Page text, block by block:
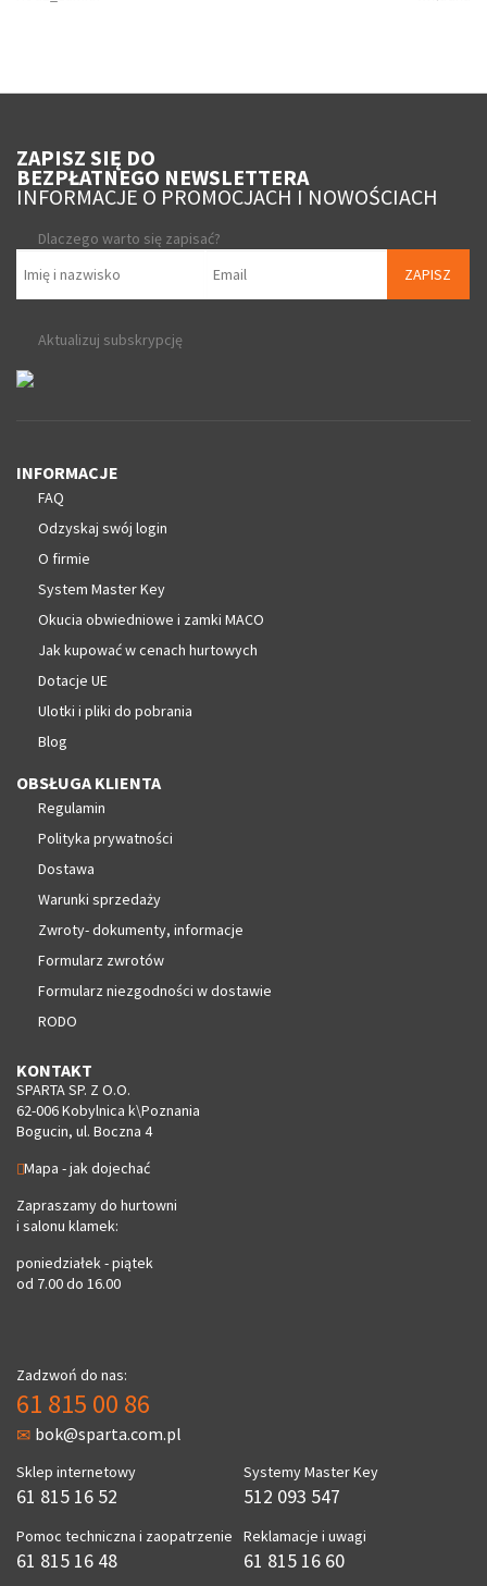
ZAPISZ SIĘ DO
BEZPŁATNEGO NEWSLETTERA
INFORMACJE O PROMOCJACH I NOWOŚCIACH
Dlaczego warto się zapisać?
ZAPISZ
Aktualizuj subskrypcję
INFORMACJE
FAQ
Odzyskaj swój login
O firmie
System Master Key
Okucia obwiedniowe i zamki MACO
Jak kupować w cenach hurtowych
Dotacje UE
Ulotki i pliki do pobrania
Blog
OBSŁUGA KLIENTA
Regulamin
Polityka prywatności
Dostawa
Warunki sprzedaży
Zwroty- dokumenty, informacje
Formularz zwrotów
Formularz niezgodności w dostawie
RODO
KONTAKT
SPARTA SP. Z O.O.
62-006 Kobylnica k\Poznania
Bogucin, ul. Boczna 4
Mapa - jak dojechać
Zapraszamy do hurtowni
i salonu klamek:
poniedziałek - piątek
od 7.00 do 16.00
Zadzwoń do nas:
61 815 00 86
bok@sparta.com.pl
Sklep internetowy
61 815 16 52
Pomoc techniczna i zaopatrzenie
61 815 16 48
Systemy Master Key
512 093 547
Reklamacje i uwagi
61 815 16 60